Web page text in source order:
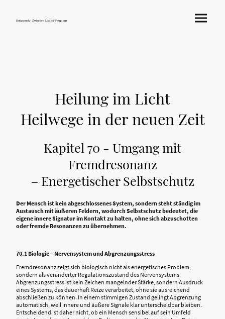
Hokamook - Zwischen Licht & Frequenz
Heilung im Licht
Heilwege in der neuen Zeit
Kapitel 70 - Umgang mit
Fremdresonanz
– Energetischer Selbstschutz
Der Mensch ist kein abgeschlossenes System, sondern steht ständig im
Austausch mit äußeren Feldern, wodurch Selbstschutz bedeutet, die
eigene innere Signatur im Kontakt zu halten, ohne sich abzuschotten
oder fremde Resonanzen zu übernehmen.
70.1 Biologie – Nervensystem und Abgrenzungsstress
Fremdresonanz zeigt sich biologisch nicht als energetisches Problem,
sondern als veränderter Regulationszustand des Nervensystems.
Abgrenzungsstress ist kein Zeichen mangelnder Stärke, sondern Ausdruck
eines Systems, das dauerhaft Reize verarbeitet, ohne sie ausreichend
abschließen zu können. In einem stimmigen Zustand gelingt Abgrenzung
automatisch, weil innere und äußere Signale klar unterscheidbar bleiben.
Entscheidend ist daher nicht, ob ein Mensch sensibel auf sein Umfeld